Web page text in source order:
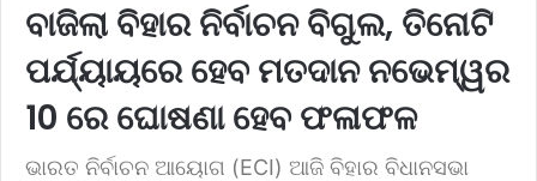
ବାଜିଲା ବିହାର ନିର୍ବାଚନ ବିଗୁଲ, ତିନୋଟି
ପର୍ଯ୍ୟାୟରେ ହେବ ମତଦାନ ନଭେମ୍ୱର
10 ରେ ଘୋଷଣା ହେବ ଫଳାଫଳ
ଭାରତ ନିର୍ବାଚନ ଆୟୋଗ (ECI) ଆଜି ବିହାର ବିଧାନସଭା